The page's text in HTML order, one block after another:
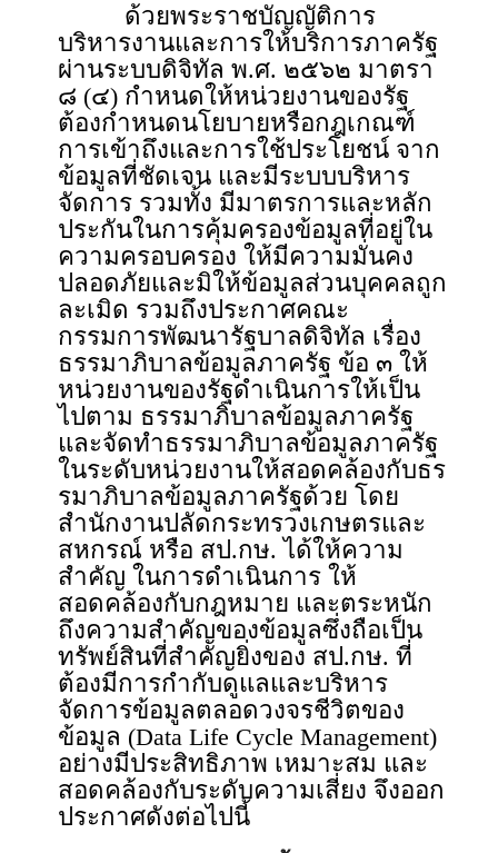
ด้วยพระราชบัญญัติการ
บริหารงานและการให้บริการภาครัฐ
ผ่านระบบดิจิทัล พ.ศ. ๒๕๖๒ มาตรา
๘ (๔) กำหนดให้หน่วยงานของรัฐ
ต้องกำหนดนโยบายหรือกฎเกณฑ์
การเข้าถึงและการใช้ประโยชน์ จาก
ข้อมูลที่ชัดเจน และมีระบบบริหาร
จัดการ รวมทั้ง มีมาตรการและหลัก
ประกันในการคุ้มครองข้อมูลที่อยู่ใน
ความครอบครอง ให้มีความมั่นคง
ปลอดภัยและมิให้ข้อมูลส่วนบุคคลถูก
ละเมิด รวมถึงประกาศคณะ
กรรมการพัฒนารัฐบาลดิจิทัล เรื่อง
ธรรมาภิบาลข้อมูลภาครัฐ ข้อ ๓ ให้
หน่วยงานของรัฐดำเนินการให้เป็น
ไปตาม ธรรมาภิบาลข้อมูลภาครัฐ
และจัดทำธรรมาภิบาลข้อมูลภาครัฐ
ในระดับหน่วยงานให้สอดคล้องกับธร
รมาภิบาลข้อมูลภาครัฐด้วย โดย
สำนักงานปลัดกระทรวงเกษตรและ
สหกรณ์ หรือ สป.กษ. ได้ให้ความ
สำคัญ ในการดำเนินการ ให้
สอดคล้องกับกฎหมาย และตระหนัก
ถึงความสำคัญของข้อมูลซึ่งถือเป็น
ทรัพย์สินที่สำคัญยิ่งของ สป.กษ. ที่
ต้องมีการกำกับดูแลและบริหาร
จัดการข้อมูลตลอดวงจรชีวิตของ
ข้อมูล (Data Life Cycle Management)
อย่างมีประสิทธิภาพ เหมาะสม และ
สอดคล้องกับระดับความเสี่ยง จึงออก
ประกาศดังต่อไปนี้